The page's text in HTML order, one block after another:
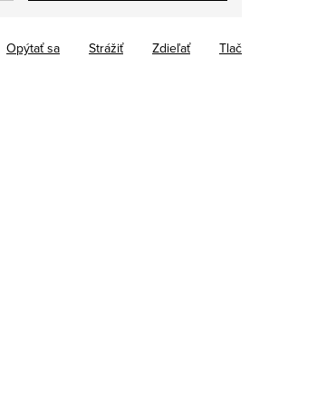
Tlač
Opýtať sa Strážiť Zdieľať